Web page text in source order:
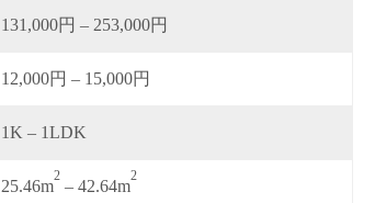
131,000円 – 253,000円
12,000円 – 15,000円
1K – 1LDK
25.46m
2
– 42.64m
2